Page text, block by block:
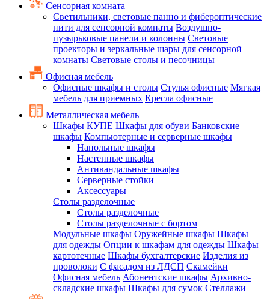
Сенсорная комната
Светильники, световые панно и фибероптические
нити для сенсорной комнаты Воздушно-
пузырьковые панели и колонны Световые
проекторы и зеркальные шары для сенсорной
комнаты Световые столы и песочницы
Офисная мебель
Офисные шкафы и столы Стулья офисные Мягкая
мебель для приемных Кресла офисные
Металлическая мебель
Шкафы КУПЕ Шкафы для обуви Банковские
шкафы Компьютерные и серверные шкафы
Напольные шкафы
Настенные шкафы
Антивандальные шкафы
Серверные стойки
Аксессуары
Столы разделочные
Столы разделочные
Столы разделочные с бортом
Модульные шкафы Оружейные шкафы Шкафы
для одежды Опции к шкафам для одежды Шкафы
картотечные Шкафы бухгалтерские Изделия из
проволоки С фасадом из ЛДСП Скамейки
Офисная мебель Абонентские шкафы Архивно-
складские шкафы Шкафы для сумок Стеллажи